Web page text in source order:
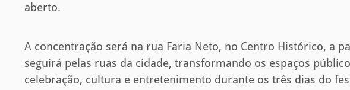
aberto.
A concentração será na rua Faria Neto, no Centro Histórico, a
seguirá pelas ruas da cidade, transformando os espaços
celebração, cultura e entretenimento durante os três dias do